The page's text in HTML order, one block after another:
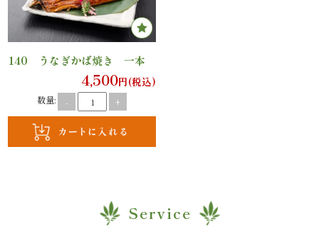
ン
慰
労
140 うなぎかば焼き 一本
4,500円(税込)
数量: - +
Service